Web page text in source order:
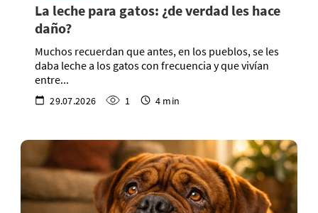
La leche para gatos: ¿de verdad les hace
daño?
Muchos recuerdan que antes, en los pueblos, se les
daba leche a los gatos con frecuencia y que vivían
entre...
29.07.2026 1 4 min